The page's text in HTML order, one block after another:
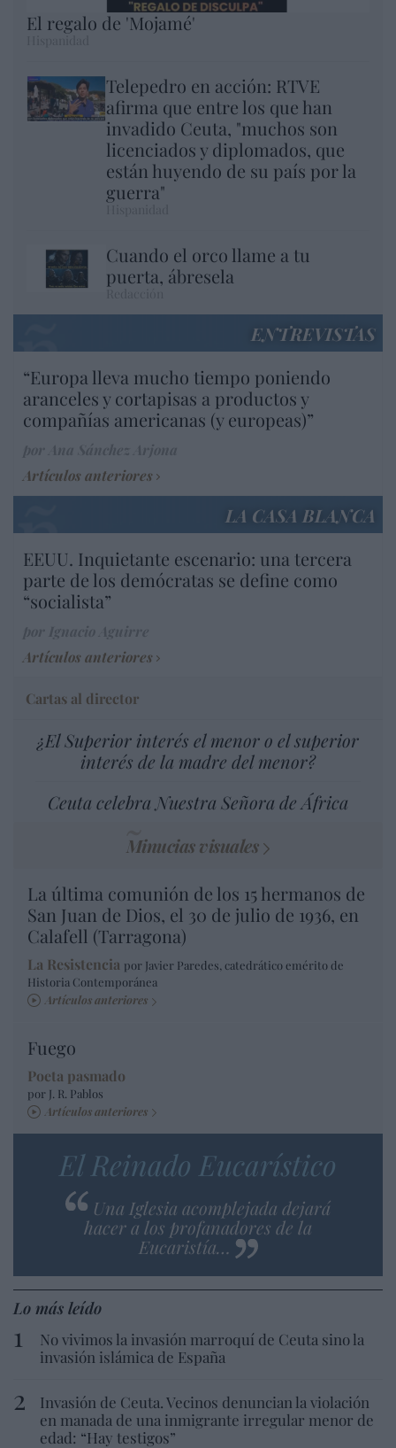
El regalo de 'Mojamé'
Telepedro en acción: RTVE
afirma que entre los que han
invadido Ceuta, "muchos son
licenciados y diplomados, que
están huyendo de su país por la
guerra"
Cuando el orco llame a tu
puerta, ábresela
ENTREVISTAS
“Europa lleva mucho tiempo poniendo
aranceles y cortapisas a productos y
compañías americanas (y europeas)”
Artículos anteriores
LA CASA BLANCA
EEUU. Inquietante escenario: una tercera
parte de los demócratas se define como
“socialista”
Artículos anteriores
Cartas al director
¿El Superior interés el menor o el superior
interés de la madre del menor?
Ceuta celebra Nuestra Señora de África
Minucias visuales
La última comunión de los 15 hermanos de
San Juan de Dios, el 30 de julio de 1936, en
Calafell (Tarragona)
La Resistencia por Javier Paredes, catedrático emérito de
Historia Contemporánea
Artículos anteriores
Fuego
Poeta pasmado
por J. R. Pablos
Artículos anteriores
El Reinado Eucarístico
Una Iglesia acomplejada dejará
hacer a los profanadores de la
Eucaristía…
Lo más leído
No vivimos la invasión marroquí de Ceuta sino la
invasión islámica de España
Invasión de Ceuta. Vecinos denuncian la violación
en manada de una inmigrante irregular menor de
edad: “Hay testigos”